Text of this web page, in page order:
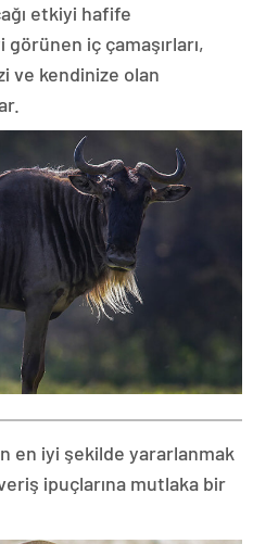
etkiyi hafife
görünen iç çamaşırları,
ve kendinize olan
en iyi şekilde yararlanmak
ipuçlarına mutlaka bir